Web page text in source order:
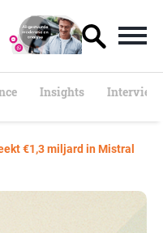
Insights
€1,3 miljard in Mistral